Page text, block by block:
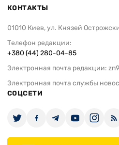
КОНТАКТЫ
01010 Киев, ул. Князей
Телефон редакции:
+380 (44) 280-04-85
Электронная почта редакции:
Электронная почта службы
СОЦСЕТИ